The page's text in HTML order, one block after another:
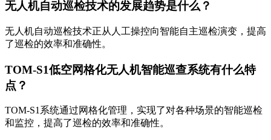
无人机自动巡检技术的发展趋势是什么？
无人机自动巡检技术正从人工操控向智能自主巡检演变，提高
了巡检的效率和准确性。
TOM-S1低空网格化无人机智能巡查系统有什么特
点？
TOM-S1系统通过网格化管理，实现了对各种场景的智能巡检
和监控，提高了巡检的效率和准确性。